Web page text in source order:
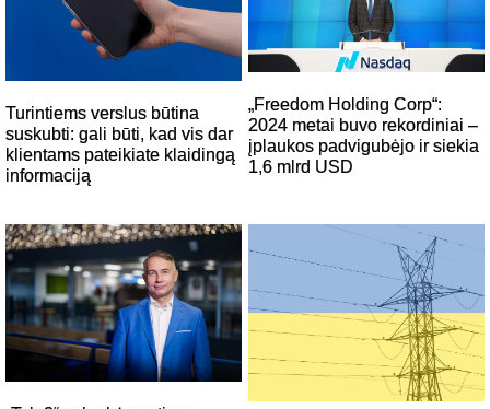
Turintiems verslus būtina
suskubti: gali būti, kad vis dar
klientams pateikiate klaidingą
informaciją
„Freedom Holding Corp“:
2024 metai buvo rekordiniai –
įplaukos padvigubėjo ir siekia
1,6 mlrd USD